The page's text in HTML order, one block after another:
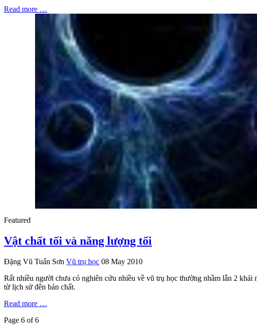
Read more …
Featured
Vật chất tối và năng lượng tối
Đặng Vũ Tuấn Sơn Vũ trụ học 08 May 2010
Rất nhiều người chưa có nghiên cứu nhiều về vũ trụ học thường nhầm lẫn 2
từ lịch sử đên bản chất.
Read more …
Page 6 of 6